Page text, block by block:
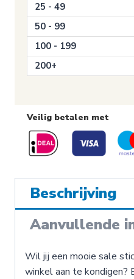
25 - 49
50 - 99
100 - 199
200+
Veilig betalen met
Beschrijving
Aanvullende
Wil jij een mooie sale
winkel aan te kondigen?